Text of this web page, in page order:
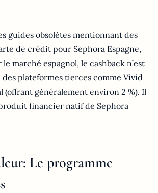
guides obsolètes mentionnant des
de crédit pour Sephora Espagne,
marché espagnol, le cashback n’est
des plateformes tierces comme Vivid
(offrant généralement environ 2 %). Il
financier natif de Sephora
Le programme